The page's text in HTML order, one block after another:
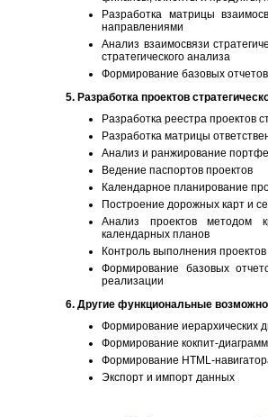
Разработка матрицы
направлениями
Анализ взаимосвязи
стратегического анализа
Формирование базовых
5. Разработка проектов
Разработка реестра проектов
Разработка матрицы
Анализ и ранжирование
Ведение паспортов проектов
Календарное планирование
Построение дорожных карт и
Анализ проектов методом
календарных планов
Контроль выполнения
Формирование базовых
реализации
6. Другие функциональные
Формирование иерархических
Формирование кокпит-диаграмм
Формирование HTML-
Экспорт и импорт данных